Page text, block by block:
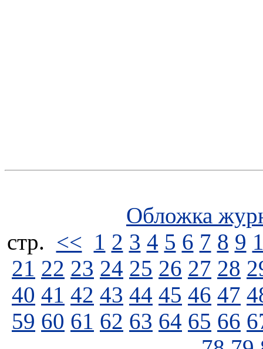
Обложка
стp. << 1 2 3 4 5 6 7 8 9
21 22 23 24 25 26 27 28
40 41 42 43 44 45 46 47
59 60 61 62 63 64 65 66